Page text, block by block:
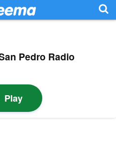
Pedro Radio
Play